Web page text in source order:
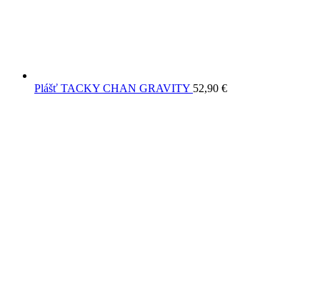
Plášť TACKY CHAN GRAVITY 52,90 €